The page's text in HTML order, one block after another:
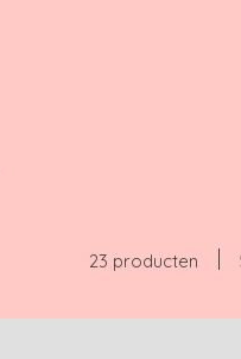
23 producten